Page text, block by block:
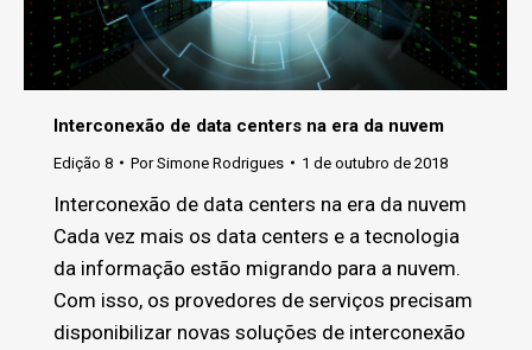
Interconexão de data centers na era da nuvem
Edição 8 PorSimone Rodrigues 1 de outubro de 2018
Interconexão de data centers na era da nuvem
Cada vez mais os data centers e a tecnologia
da informação estão migrando para a nuvem.
Com isso, os provedores de serviços precisam
disponibilizar novas soluções de interconexão